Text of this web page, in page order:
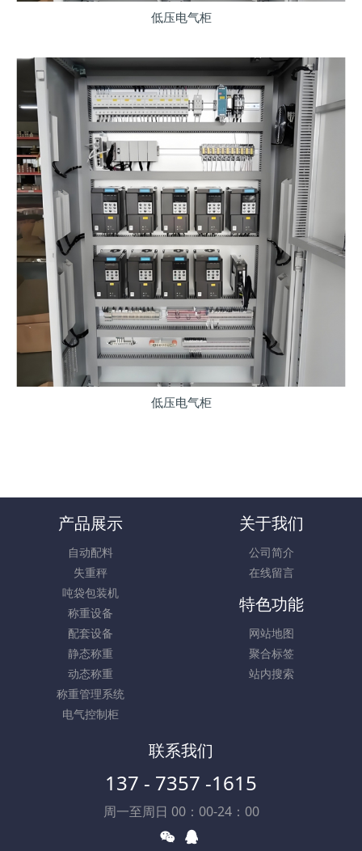
低压电气柜
低压电气柜
产品展示
自动配料
失重秤
吨袋包装机
称重设备
配套设备
静态称重
动态称重
称重管理系统
电气控制柜
关于我们
公司简介
在线留言
特色功能
网站地图
聚合标签
站内搜索
联系我们
137 - 7357 -1615
周一至周日 00：00-24：00